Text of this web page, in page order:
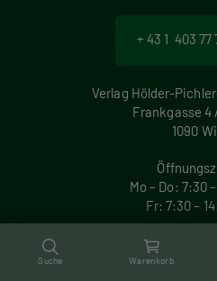
+ 43 1 403 77
Verlag Hölder-
Frankgasse 4
1090
Mo – Do: 7:30
Fr: 7:30 –
Suche Warenkorb